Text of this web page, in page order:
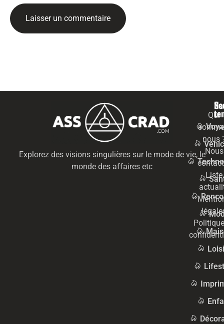
Explorez des visions singulières sur le mode de vie, le
monde des affaires etc
Qui
nous
Nous
Liste